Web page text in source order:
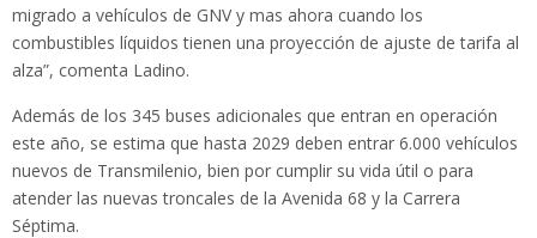
migrado a vehículos de GNV y mas ahora cuando los
combustibles líquidos tienen una proyección de ajuste de tarifa al
alza”, comenta Ladino.
Además de los 345 buses adicionales que entran en operación
este año, se estima que hasta 2029 deben entrar 6.000 vehículos
nuevos de Transmilenio, bien por cumplir su vida útil o para
atender las nuevas troncales de la Avenida 68 y la Carrera
Séptima.